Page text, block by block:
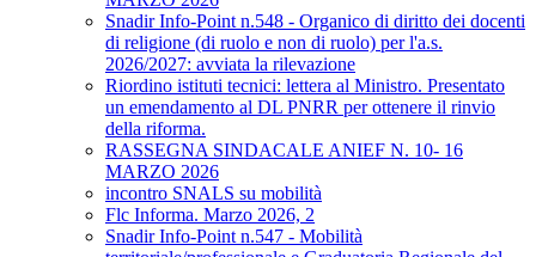
Snadir Info-Point n.548 - Organico di diritto dei docenti
di religione (di ruolo e non di ruolo) per l'a.s.
2026/2027: avviata la rilevazione
Riordino istituti tecnici: lettera al Ministro. Presentato
un emendamento al DL PNRR per ottenere il rinvio
della riforma.
RASSEGNA SINDACALE ANIEF N. 10- 16
MARZO 2026
incontro SNALS su mobilità
Flc Informa. Marzo 2026, 2
Snadir Info-Point n.547 - Mobilità